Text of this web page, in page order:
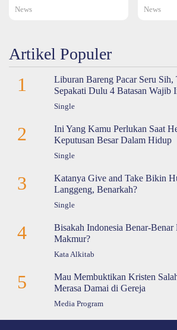
News News
Artikel Populer
1
Liburan Bareng Pacar Seru Sih,
Sepakati Dulu 4 Batasan Wajib
Single
2
Ini Yang Kamu Perlukan Saat
Keputusan Besar Dalam Hidup
Single
3
Katanya Give and Take Bikin
Langgeng, Benarkah?
Single
4
Bisakah Indonesia Benar-
Makmur?
Kata Alkitab
5
Mau Membuktikan Kristen
Merasa Damai di Gereja
Media Program